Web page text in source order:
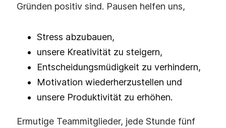
Gründen positiv sind. Pausen helfen uns,
Stress abzubauen,
unsere Kreativität zu steigern,
Entscheidungsmüdigkeit zu verhindern,
Motivation wiederherzustellen und
unsere Produktivität zu erhöhen.
Ermutige Teammitglieder, jede Stunde fünf